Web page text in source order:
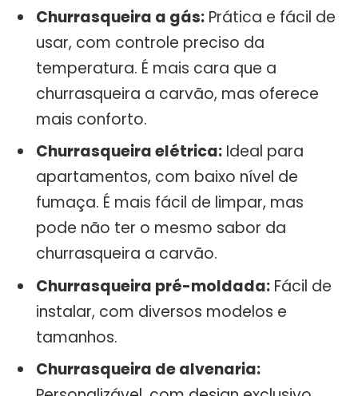
Churrasqueira a gás: Prática e fácil de
usar, com controle preciso da
temperatura. É mais cara que a
churrasqueira a carvão, mas oferece
mais conforto.
Churrasqueira elétrica: Ideal para
apartamentos, com baixo nível de
fumaça. É mais fácil de limpar, mas
pode não ter o mesmo sabor da
churrasqueira a carvão.
Churrasqueira pré-moldada: Fácil de
instalar, com diversos modelos e
tamanhos.
Churrasqueira de alvenaria: